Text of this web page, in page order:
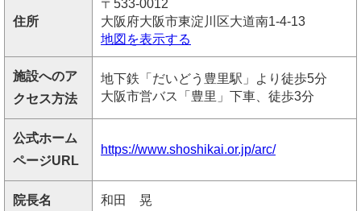
住所
〒533-0012
大阪府大阪市東淀川区大道南1-4-13
地図を表示する
施設へのア
クセス方法
地下鉄「だいどう豊里駅」より徒歩5分
大阪市営バス「豊里」下車、徒歩3分
公式ホーム
ページURL
https://www.shoshikai.or.jp/arc/
院長名 和田 晃